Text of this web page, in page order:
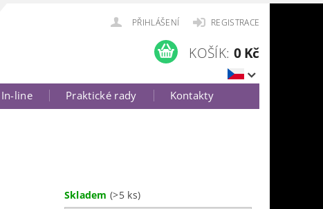
PŘIHLÁŠENÍ REGISTRACE
KOŠÍK: 0 Kč
In-line Praktické rady
Kontakty
Skladem(>5 ks)